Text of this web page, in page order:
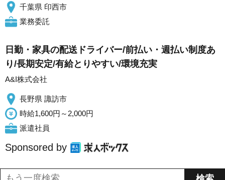
千葉県 印西市
業務委託
日勤・家具の配送ドライバー/前払い・週払い制度あ
り/長期安定/有給とりやすい/環境充実
A&I株式会社
長野県 諏訪市
時給1,600円～2,000円
派遣社員
Sponsored by